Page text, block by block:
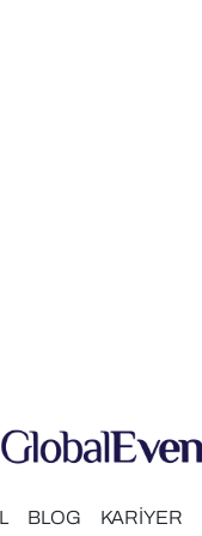
BLOG KARİYER